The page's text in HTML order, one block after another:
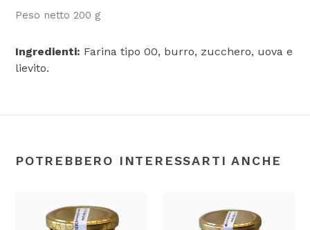
Peso netto 200 g
Ingredienti: Farina tipo 00, burro, zucchero, uova e
lievito.
POTREBBERO INTERESSARTI ANCHE